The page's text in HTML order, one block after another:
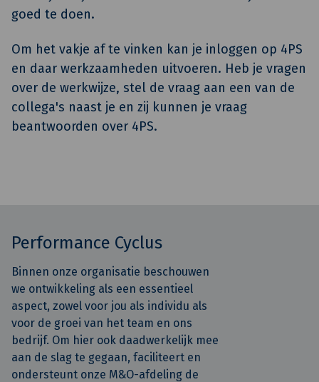
goed te doen.
Om het vakje af te vinken kan je inloggen op 4PS
en daar werkzaamheden uitvoeren. Heb je vragen
over de werkwijze, stel de vraag aan een van de
collega's naast je en zij kunnen je vraag
beantwoorden over 4PS.
Performance Cyclus
Binnen onze organisatie beschouwen
we ontwikkeling als een essentieel
aspect, zowel voor jou als individu als
voor de groei van het team en ons
bedrijf. Om hier ook daadwerkelijk mee
aan de slag te gegaan, faciliteert en
ondersteunt onze M&O-afdeling de